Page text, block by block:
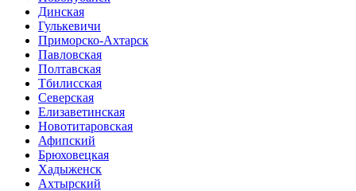
Динская
Гулькевичи
Приморско-Ахтарск
Павловская
Полтавская
Тбилисская
Северская
Елизаветинская
Новотитаровская
Афипский
Брюховецкая
Хадыженск
Ахтырский